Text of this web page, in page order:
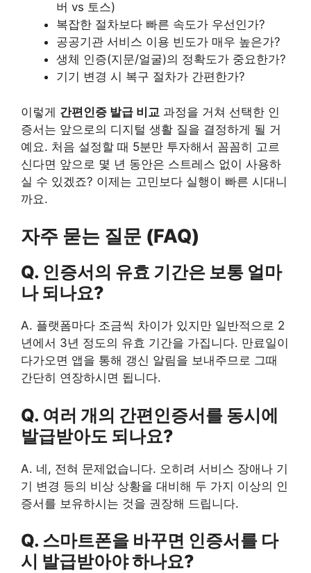
버 vs 토스)
복잡한 절차보다 빠른 속도가 우선인가?
공공기관 서비스 이용 빈도가 매우 높은가?
생체 인증(지문/얼굴)의 정확도가 중요한가?
기기 변경 시 복구 절차가 간편한가?
이렇게 간편인증 발급 비교 과정을 거쳐 선택한 인
증서는 앞으로의 디지털 생활 질을 결정하게 될 거
예요. 처음 설정할 때 5분만 투자해서 꼼꼼히 고르
신다면 앞으로 몇 년 동안은 스트레스 없이 사용하
실 수 있겠죠? 이제는 고민보다 실행이 빠른 시대니
까요.
자주 묻는 질문 (FAQ)
Q. 인증서의 유효 기간은 보통 얼마
나 되나요?
A. 플랫폼마다 조금씩 차이가 있지만 일반적으로 2
년에서 3년 정도의 유효 기간을 가집니다. 만료일이
다가오면 앱을 통해 갱신 알림을 보내주므로 그때
간단히 연장하시면 됩니다.
Q. 여러 개의 간편인증서를 동시에
발급받아도 되나요?
A. 네, 전혀 문제없습니다. 오히려 서비스 장애나 기
기 변경 등의 비상 상황을 대비해 두 가지 이상의 인
증서를 보유하시는 것을 권장해 드립니다.
Q. 스마트폰을 바꾸면 인증서를 다
시 발급받아야 하나요?